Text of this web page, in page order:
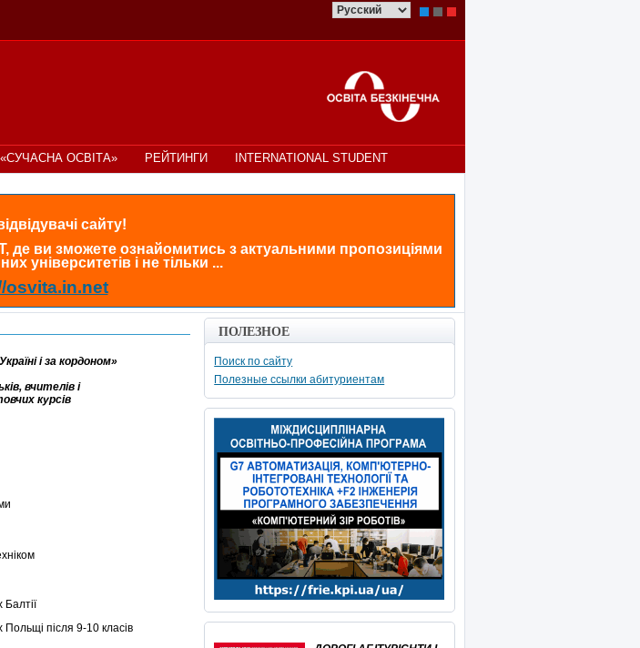
ОСВІТА» РЕЙТИНГИ INTERNATIONAL STUDENT
сайту!
де ви зможете ознайомитись з актуальними пропозиціями
університетів і не тільки ...
osvita.in.net
і за кордоном»
вчителів і
курсів
Польщі після 9-10 класів
ПОЛЕЗНОЕ
Поиск по сайту
Полезные ссылки абитуриентам